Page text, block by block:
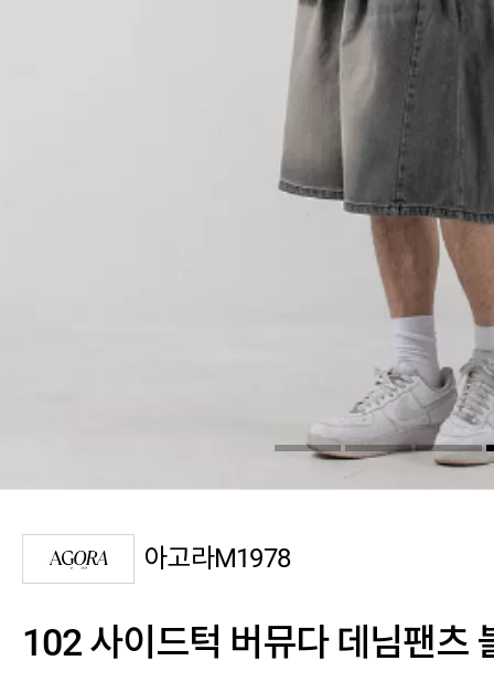
아고라M1978
102 사이드턱 버뮤다 데님팬츠